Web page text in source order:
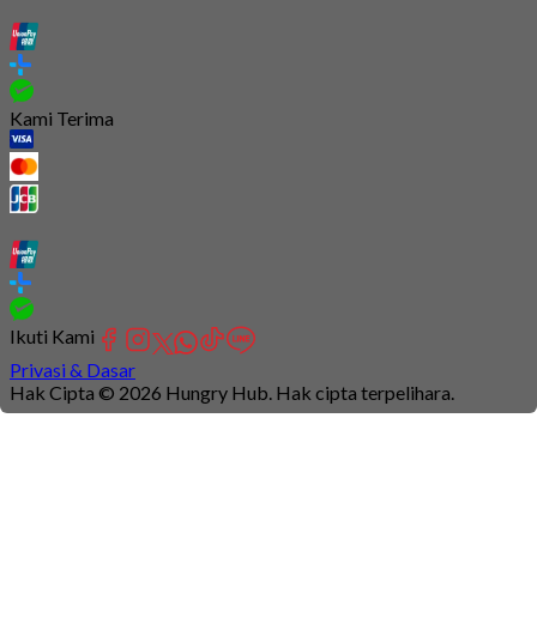
Kami Terima
Ikuti Kami
Privasi & Dasar
Hak Cipta © 2026 Hungry Hub. Hak cipta terpelihara.
Connection